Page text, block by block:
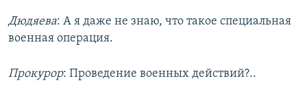
Дюдяева: А я даже не знаю, что такое специальная
военная операция.
Прокурор: Проведение военных действий?..